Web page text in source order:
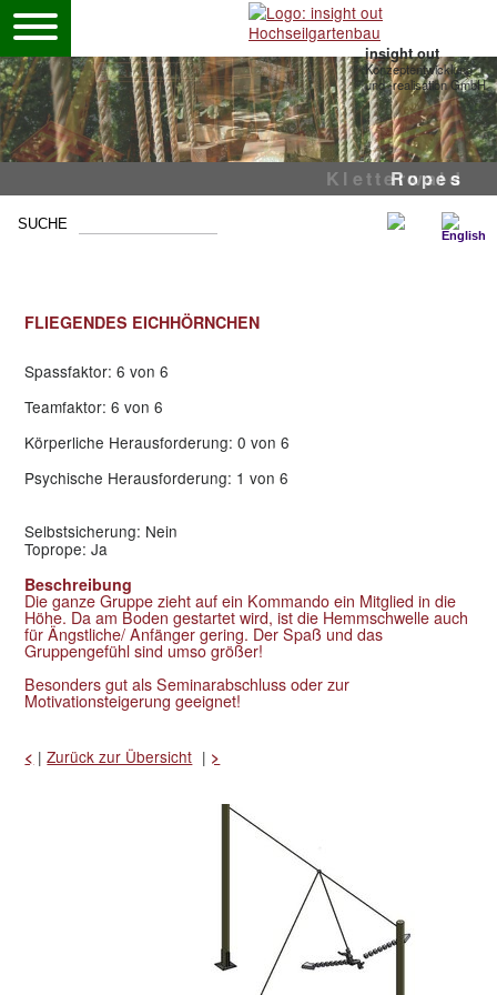
insight out
Konzeptentwicklung
und -realisation GmbH
Ropes
Kletterwald
Mastseilgarten
Mobile Seilgärten
FLIEGENDES EICHHÖRNCHEN
Spassfaktor: 6 von 6
Teamfaktor: 6 von 6
Körperliche Herausforderung: 0 von 6
Psychische Herausforderung: 1 von 6
Selbstsicherung: Nein
Toprope: Ja
Beschreibung
Die ganze Gruppe zieht auf ein Kommando ein Mitglied in die
Höhe. Da am Boden gestartet wird, ist die Hemmschwelle auch
für Ängstliche/ Anfänger gering. Der Spaß und das
Gruppengefühl sind umso größer!
Besonders gut als Seminarabschluss oder zur
Motivationsteigerung geeignet!
< |Zurück zur Übersicht | >